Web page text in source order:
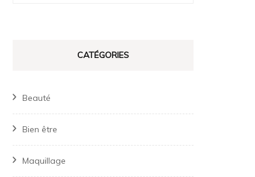
CATÉGORIES
Beauté
Bien être
Maquillage